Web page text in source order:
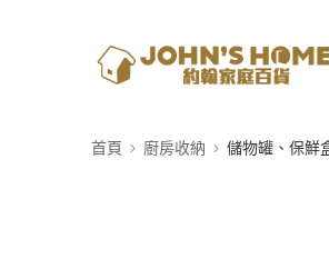
首頁 廚房收納 儲物罐、保鮮